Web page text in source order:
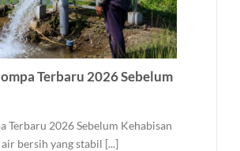
Terbaru 2026 Sebelum
Terbaru 2026 Sebelum Kehabisan
bersih yang stabil [...]